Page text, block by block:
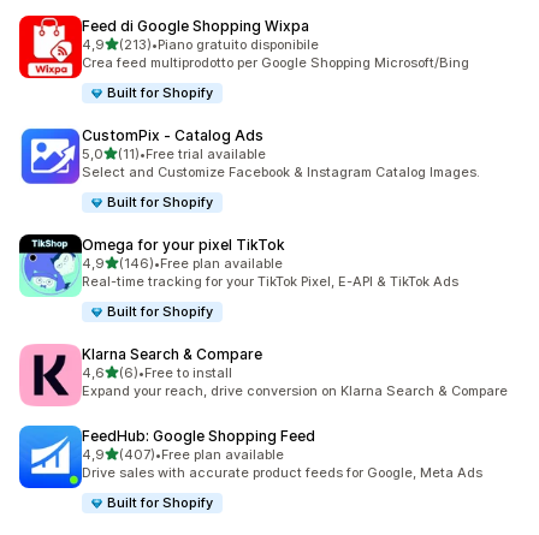
Feed di Google Shopping Wixpa
4,9stelle su 5
(213)
213 recensioni totali
•Piano gratuito disponibile
Crea feed multiprodotto per Google Shopping Microsoft/Bing
Built for Shopify
CustomPix ‑ Catalog Ads
5,0stelle su 5
(11)
11 recensioni totali
•Free trial available
Select and Customize Facebook & Instagram Catalog Images.
Built for Shopify
Omega for your pixel TikTok
4,9stelle su 5
(146)
146 recensioni totali
•Free plan available
Real-time tracking for your TikTok Pixel, E-API & TikTok Ads
Built for Shopify
Klarna Search & Compare
4,6stelle su 5
(6)
6 recensioni totali
•Free to install
Expand your reach, drive conversion on Klarna Search & Compare
FeedHub: Google Shopping Feed
4,9stelle su 5
(407)
407 recensioni totali
•Free plan available
Drive sales with accurate product feeds for Google, Meta Ads
Built for Shopify